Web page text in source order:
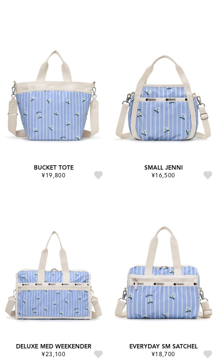
BUCKET TOTE
¥19,800
SMALL JENNI
¥16,500
DELUXE MED WEEKENDER
¥23,100
EVERYDAY SM SATCHEL
¥18,700